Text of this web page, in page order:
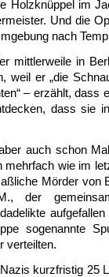
Holzknüppel im
Und die
nach
mittlerweile in
weil er „die
– erzählt, dass
dass sie
auch schon
mehrfach wie im
Mörder von
der
sogenannte
verteilten.
kurzfristig 25